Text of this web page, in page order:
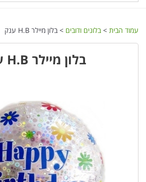
עמוד הבית >בלונים ודובים > בלון מיילר H.B ענק
בלון מיילר H.B ענק